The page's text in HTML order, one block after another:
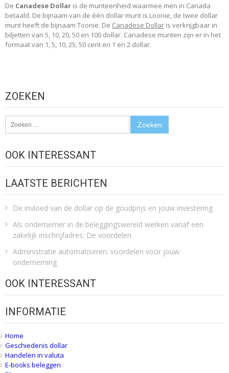
De Canadese Dollar is de munteenheid waarmee men in Canada
betaald. De bijnaam van de één dollar munt is Loonie, de twee dollar
munt heeft de bijnaam Toonie. De Canadese Dollar is verkrijgbaar in
biljetten van 5, 10, 20, 50 en 100 dollar. Canadese munten zijn er in het
formaat van 1, 5, 10, 25, 50 cent en 1 en 2 dollar.
ZOEKEN
naar:
OOK INTERESSANT
LAATSTE BERICHTEN
De invloed van de dollar op de goudprijs en jouw investering
Als ondernemer in de beleggingswereld werken vanaf een
zakelijk inschrijfadres: De voordelen
Administratie automatiseren: voordelen voor jouw
onderneming
OOK INTERESSANT
INFORMATIE
Home
Geschiedenis dollar
Handelen in valuta
E-books beleggen